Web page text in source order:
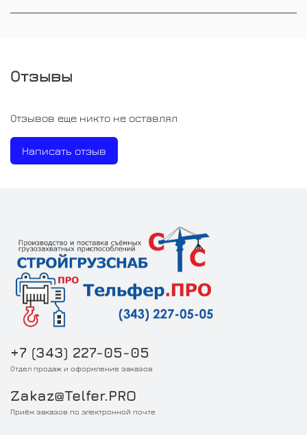
Отзывы
Отзывов еще никто не оставлял
Написать отзыв
+7 (343) 227-05-05
Отдел продаж и оформление заказов
Zakaz@Telfer.PRO
Приём заказов по электронной почте